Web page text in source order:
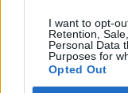
I want to opt-
Retention,
Personal Data
Purposes for
Opted Out